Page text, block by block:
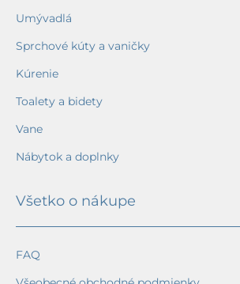
Umývadlá
Sprchové kúty a vaničky
Kúrenie
Toalety a bidety
Vane
Nábytok a doplnky
Všetko o nákupe
FAQ